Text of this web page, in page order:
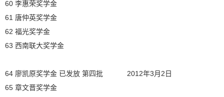
60 李惠荣奖学金
61 唐仲英奖学金
62 福光奖学金
63 西南联大奖学金
64 廖凯原奖学金 已发放 第四批 2012年3月2日
65 章文晋奖学金